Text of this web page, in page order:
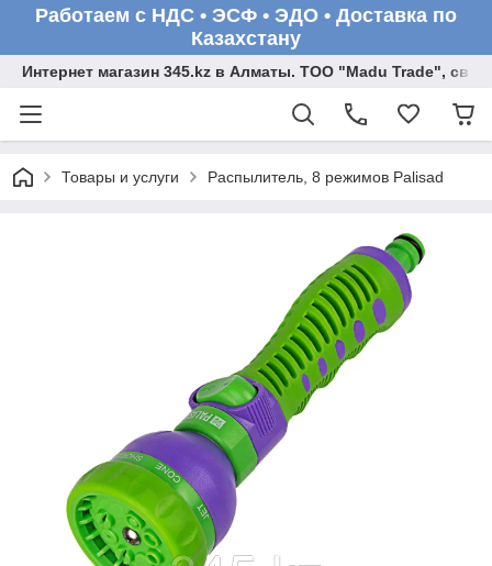
Работаем с НДС • ЭСФ • ЭДО • Доставка по
Казахстану
Интернет магазин 345.kz в Алматы. ТОО "Madu Trade",
Товары и услуги Распылитель, 8 режимов Palisad